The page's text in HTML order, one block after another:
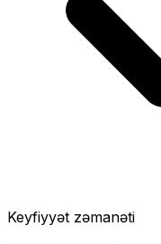
Keyfiyyət zəmanəti